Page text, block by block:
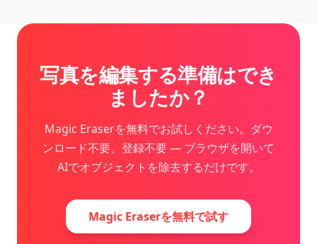
写真を編集する準備はでき
ましたか？
Magic Eraserを無料でお試しください。ダウ
ンロード不要、登録不要 — ブラウザを開いて
AIでオブジェクトを除去するだけです。
Magic Eraserを無料で試す